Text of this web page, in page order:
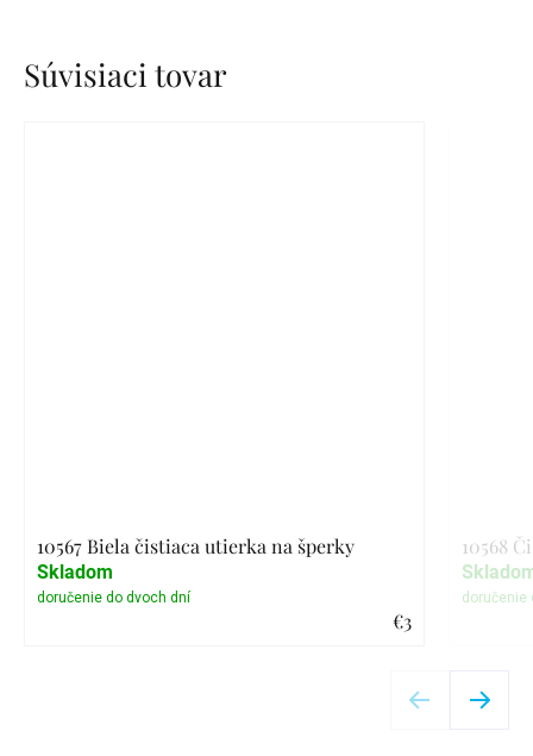
Súvisiaci tovar
10567 Biela čistiaca utierka na šperky
€3
Skladom
10568